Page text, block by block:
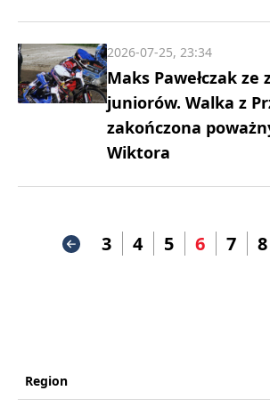
Maks Pawełczak ze
juniorów. Walka z
zakończona
Wiktora
2026-07-25, 23:34
3 4 5 6 7 8
Region